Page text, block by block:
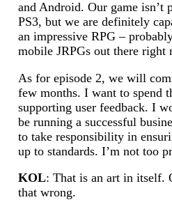
and Android. Our game isn’t
PS3, but we are definitely
an impressive RPG –
mobile JRPGs out there right
As for episode 2, we will
few months. I want to spend
supporting user feedback. I
be running a successful
to take responsibility in
up to standards. I’m not too
KOL: That is an art in itself.
that wrong.